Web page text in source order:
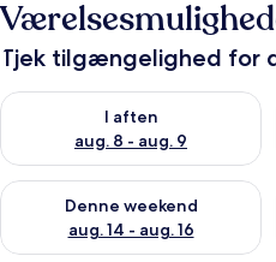
Tjek tilgængelighed for
I aften
aug. 8 - aug. 9
Tjek tilgængelighed for i aften
Denne weekend
aug. 14 - aug. 16
Tjek tilgængelighed for denne